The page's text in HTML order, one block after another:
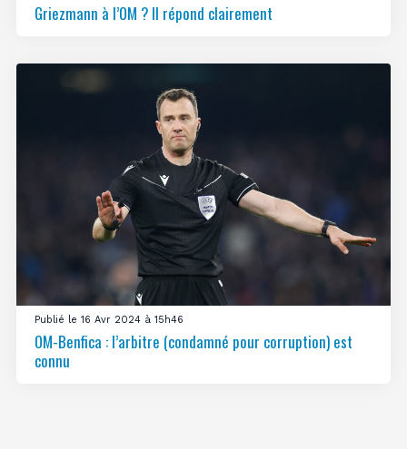
Griezmann à l’OM ? Il répond clairement
Publié le 16 Avr 2024 à 15h46
OM-Benfica : l’arbitre (condamné pour corruption) est
connu